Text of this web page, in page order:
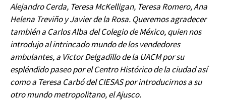
Alejandro Cerda, Teresa McKelligan, Teresa Romero, Ana
Helena Treviño y Javier de la Rosa. Queremos agradecer
también a Carlos Alba del Colegio de México, quien nos
introdujo al intrincado mundo de los vendedores
ambulantes, a Victor Delgadillo de la UACM por su
espléndido paseo por el Centro Histórico de la ciudad así
como a Teresa Carbó del CIESAS por introducirnos a su
otro mundo metropolitano, el Ajusco.